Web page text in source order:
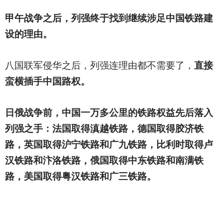
甲午战争之后，列强终于找到继续涉足中国铁路建
设的理由。
八国联军侵华之后，列强连理由都不需要了， 直接
蛮横插手中国路权。
日俄战争前，中国一万多公里的铁路权益先后落入
列强之手：法国取得滇越铁路，德国取得胶济铁
路，英国取得沪宁铁路和广九铁路，比利时取得卢
汉铁路和汴洛铁路，俄国取得中东铁路和南满铁
路，美国取得粤汉铁路和广三铁路。